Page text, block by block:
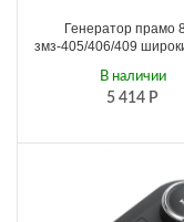
Генератор прамо
змз-405/406/409
5 414 Р
В наличии